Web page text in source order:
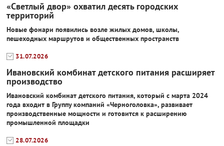
«Светлый двор» охватил десять городских
территорий
Новые фонари появились возле жилых домов, школы,
пешеходных маршрутов и общественных пространств
31.07.2026
Ивановский комбинат детского питания расширяет
производство
Ивановский комбинат детского питания, который с марта 2024
года входит в Группу компаний «Черноголовка», развивает
производственные мощности и готовится к расширению
промышленной площадки
28.07.2026